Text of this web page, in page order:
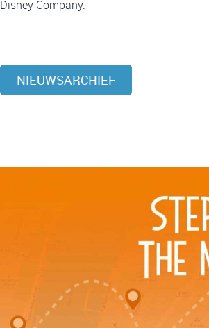
Disney Company.
NIEUWSARCHIEF